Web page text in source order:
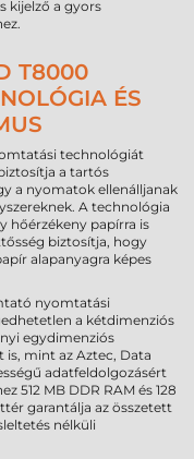
kijelző a gyors
T8000
ÉS
technológiát
a tartós
a nyomatok ellenálljanak
A technológia
hőérzékeny papírra is
biztosítja, hogy
alapanyagra képes
nyomtatási
a kétdimenziós
egydimenziós
mint az Aztec, Data
adatfeldolgozásért
512 MB DDR RAM és 128
garantálja az összetett
nélküli